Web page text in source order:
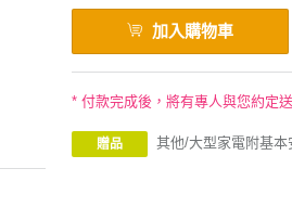
加入購物車
* 付款完成後，將有專人與您約定
贈品 其他/大型家電附基本